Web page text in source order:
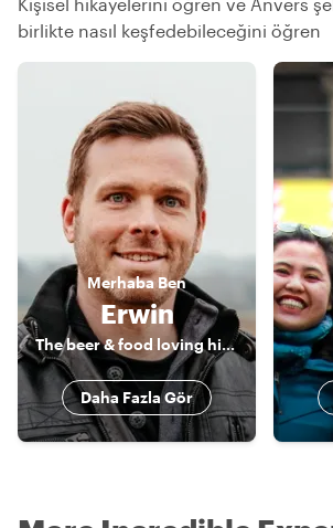
birlikte nasıl keşfedebileceğini öğren
Merhaba Ben
Erwin
The beer & food loving historian
Daha Fazla Gör